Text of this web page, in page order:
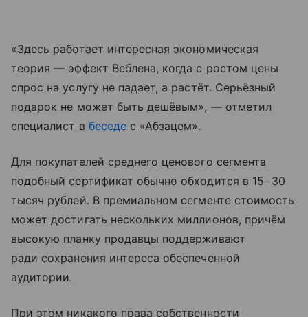
«Здесь работает интересная экономическая
теория — эффект Веблена, когда с ростом цены
спрос на услугу не падает, а растёт. Серьёзный
подарок не может быть дешёвым», — отметил
специалист в беседес «Абзацем».
Для покупателей среднего ценового сегмента
подобный сертификат обычно обходится в 15−30
тысяч рублей. В премиальном сегменте стоимость
может достигать нескольких миллионов, причём
высокую планку продавцы поддерживают
ради сохранения интереса обеспеченной
аудитории.
При этом никакого права собственности